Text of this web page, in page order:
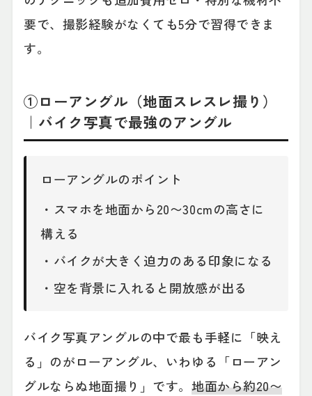
要で、撮影経験がなくても5分で習得できま
す。
①ローアングル（地面スレスレ撮り）
｜バイク写真で最強のアングル
ローアングルのポイント
・スマホを地面から20〜30cmの高さに
構える
・バイクが大きく迫力のある印象になる
・空を背景に入れると開放感が出る
バイク写真アングルの中で最も手軽に「映え
る」のがローアングル、いわゆる「ローアン
グルならぬ地面撮り」です。地面から約20〜